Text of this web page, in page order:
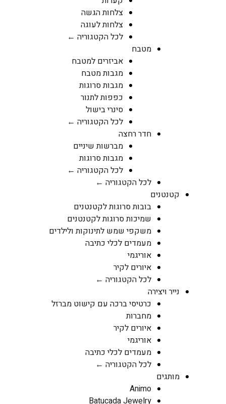
צלחות הגשה
צלחות לעוגה
לכל הקטגוריה ←
מטבח
אביזרים למטבח
מגבות מטבח
מגבות סרוגות
כפפות לתנור
סינרי בישול
לכל הקטגוריה ←
חדר רחצה
מברשות שיניים
מגבות סרוגות
לכל הקטגוריה ←
לכל הקטגוריה ←
קטנטנים
בובות סרוגות לקטנטנים
שמיכות סרוגות לקטנטנים
משקפי שמש לתינוקות ולילדים
מעמדים לכלי כתיבה
אוריגמי
איורים לקיר
לכל הקטגוריה ←
נייר ויצירה
כרטיסי ברכה עם קישוט מברזל
מחברות
איורים לקיר
אוריגמי
מעמדים לכלי כתיבה
לכל הקטגוריה ←
מותגים
Animo
Batucada Jewelry